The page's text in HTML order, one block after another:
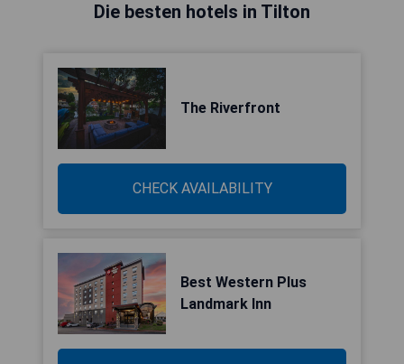
Die besten hotels in Tilton
The Riverfront
CHECK AVAILABILITY
Best Western Plus
Landmark Inn